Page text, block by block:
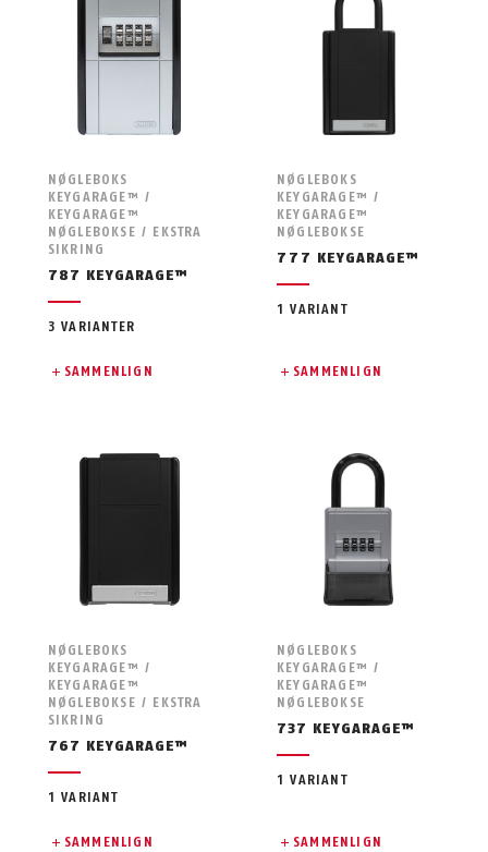
NØGLEBOKS
KEYGARAGE™ /
KEYGARAGE™
NØGLEBOKSE / EKSTRA
SIKRING
787 KEYGARAGE™
3 VARIANTER
SAMMENLIGN
NØGLEBOKS
KEYGARAGE™ /
KEYGARAGE™
NØGLEBOKSE
777 KEYGARAGE™
1 VARIANT
SAMMENLIGN
NØGLEBOKS
KEYGARAGE™ /
KEYGARAGE™
NØGLEBOKSE / EKSTRA
SIKRING
767 KEYGARAGE™
1 VARIANT
SAMMENLIGN
NØGLEBOKS
KEYGARAGE™ /
KEYGARAGE™
NØGLEBOKSE
737 KEYGARAGE™
1 VARIANT
SAMMENLIGN